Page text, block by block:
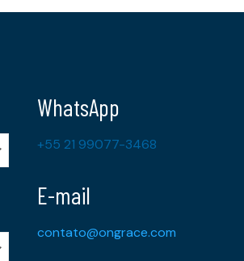
WhatsApp
+55 21 99077-3468
E-mail
contato@ongrace.com